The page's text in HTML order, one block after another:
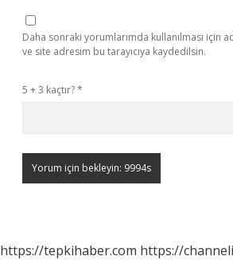
Daha sonraki yorumlarımda kullanılması için
ve site adresim bu tarayıcıya kaydedilsin.
5 + 3 kaçtır?*
https://tepkihaber.com https://